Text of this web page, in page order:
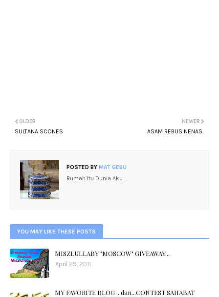
NEWER
ASAM REBUS NENAS..
OLDER
SULTANA SCONES
POSTED BY MAT GEBU
Rumah Itu Dunia Aku.....
YOU MAY LIKE THESE POSTS
MISZLULLABY "MOSCOW" GIVEAWAY...
April 29, 2011
MY FAVORITE BLOG ...dan...CONTEST SAHABAT